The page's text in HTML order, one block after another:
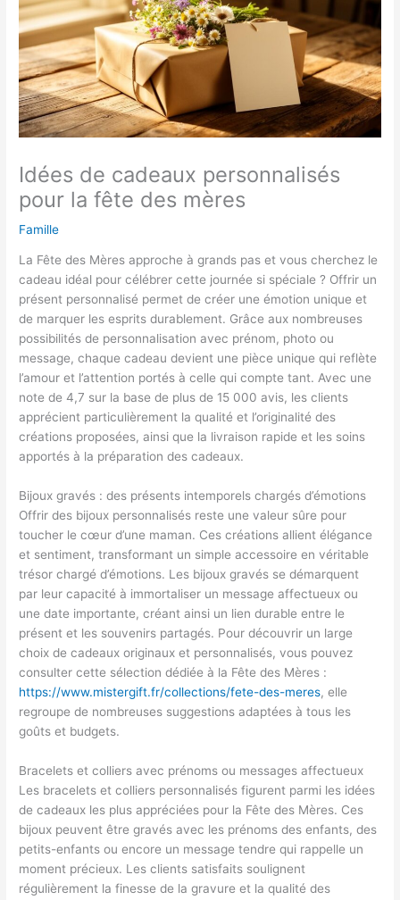
Idées de cadeaux personnalisés
pour la fête des mères
Famille
La Fête des Mères approche à grands pas et vous cherchez le
cadeau idéal pour célébrer cette journée si spéciale ? Offrir un
présent personnalisé permet de créer une émotion unique et
de marquer les esprits durablement. Grâce aux nombreuses
possibilités de personnalisation avec prénom, photo ou
message, chaque cadeau devient une pièce unique qui reflète
l’amour et l’attention portés à celle qui compte tant. Avec une
note de 4,7 sur la base de plus de 15 000 avis, les clients
apprécient particulièrement la qualité et l’originalité des
créations proposées, ainsi que la livraison rapide et les soins
apportés à la préparation des cadeaux.
Bijoux gravés : des présents intemporels chargés d’émotions
Offrir des bijoux personnalisés reste une valeur sûre pour
toucher le cœur d’une maman. Ces créations allient élégance
et sentiment, transformant un simple accessoire en véritable
trésor chargé d’émotions. Les bijoux gravés se démarquent
par leur capacité à immortaliser un message affectueux ou
une date importante, créant ainsi un lien durable entre le
présent et les souvenirs partagés. Pour découvrir un large
choix de cadeaux originaux et personnalisés, vous pouvez
consulter cette sélection dédiée à la Fête des Mères :
https://www.mistergift.fr/collections/fete-des-meres, elle
regroupe de nombreuses suggestions adaptées à tous les
goûts et budgets.
Bracelets et colliers avec prénoms ou messages affectueux
Les bracelets et colliers personnalisés figurent parmi les idées
de cadeaux les plus appréciées pour la Fête des Mères. Ces
bijoux peuvent être gravés avec les prénoms des enfants, des
petits-enfants ou encore un message tendre qui rappelle un
moment précieux. Les clients satisfaits soulignent
régulièrement la finesse de la gravure et la qualité des